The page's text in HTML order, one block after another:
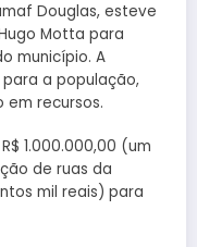
Douglas, esteve
Motta para
município. A
a população,
em recursos.
1.000.000,00 (um
de ruas da
mil reais) para